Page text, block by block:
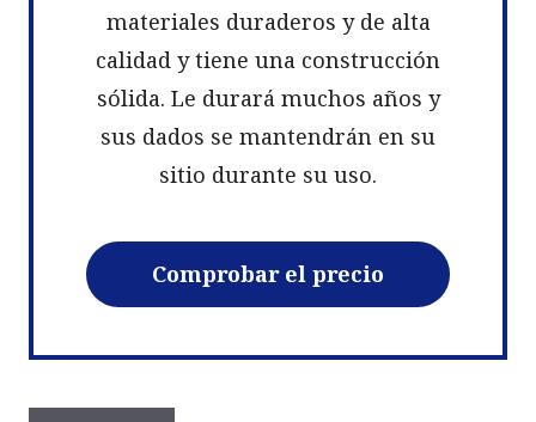
materiales duraderos y de alta
calidad y tiene una construcción
sólida. Le durará muchos años y
sus dados se mantendrán en su
sitio durante su uso.
Comprobar el precio